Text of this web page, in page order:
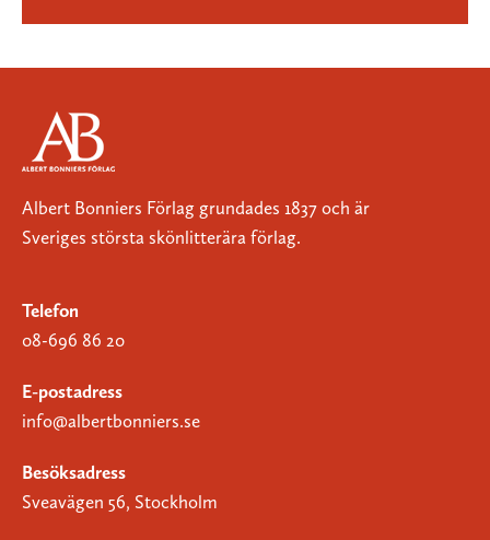
Albert Bonniers Förlag grundades 1837 och är
Sveriges största skönlitterära förlag.
Telefon
08-696 86 20
E-postadress
info@albertbonniers.se
Besöksadress
Sveavägen 56, Stockholm